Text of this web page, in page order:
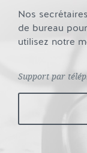
Nos
de bureau
utilisez notre
Support par